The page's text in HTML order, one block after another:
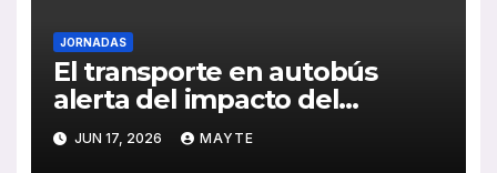
JORNADAS
El transporte en autobús
alerta del impacto del
absentismo en la calidad del
servicio
JUN 17, 2026 MAYTE